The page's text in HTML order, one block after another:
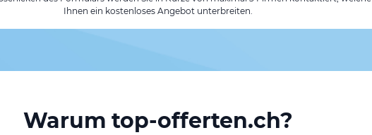
Ihnen ein kostenloses Angebot unterbreiten.
Warum top-offerten.ch?